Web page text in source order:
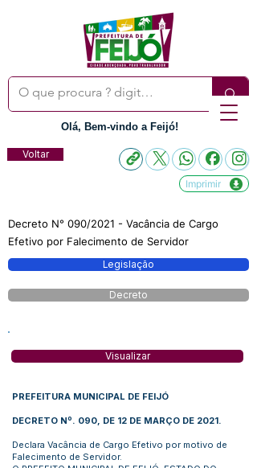
Olá, Bem-vindo a Feijó!
Voltar
Imprimir
Decreto N° 090/2021 - Vacância de Cargo
Efetivo por Falecimento de Servidor
Legislação
Decreto
Visualizar
PREFEITURA MUNICIPAL DE FEIJÓ
DECRETO Nº. 090, DE 12 DE MARÇO DE 2021.
Declara Vacância de Cargo Efetivo por motivo de
Falecimento de Servidor.